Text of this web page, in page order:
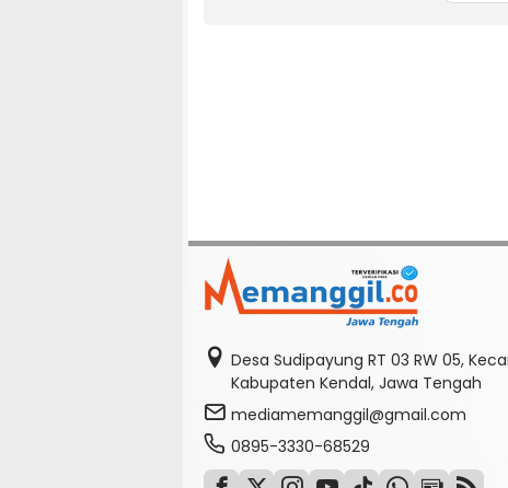
Desa Sudipayung RT 03 RW 05,
Kabupaten Kendal, Jawa Tengah
mediamemanggil@gmail.com
0895-3330-68529